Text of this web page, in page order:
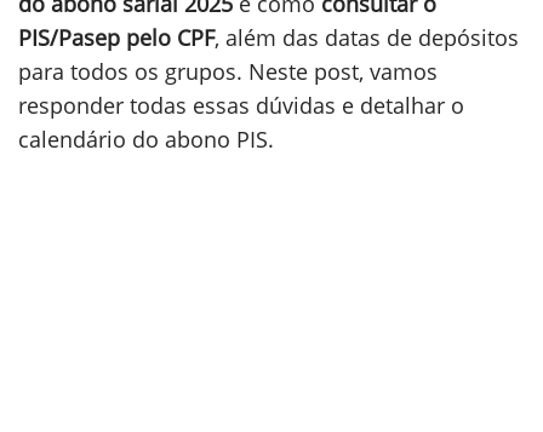
PIS/Pasep pelo CPF, além das datas de depósitos
para todos os grupos. Neste post, vamos
responder todas essas dúvidas e detalhar o
calendário do abono PIS.